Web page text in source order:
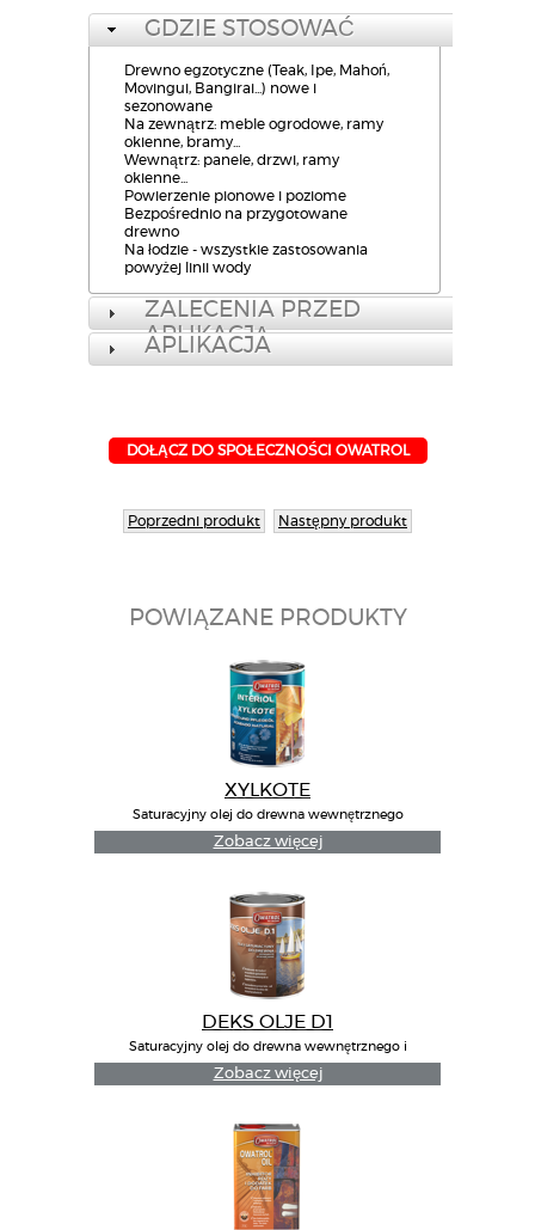
GDZIE STOSOWAĆ
Drewno egzotyczne (Teak, Ipe, Mahoń,
Movingui, Bangirai...) nowe i
sezonowane
Na zewnątrz: meble ogrodowe, ramy
okienne, bramy...
Wewnątrz: panele, drzwi, ramy
okienne...
Powierzenie pionowe i poziome
Bezpośrednio na przygotowane
drewno
Na łodzie - wszystkie zastosowania
powyżej linii wody
ZALECENIA PRZED
APLIKACJĄ
APLIKACJA
DOŁĄCZ DO SPOŁECZNOŚCI OWATROL
Poprzedni produkt Następny produkt
POWIĄZANE PRODUKTY
XYLKOTE
Saturacyjny olej do drewna wewnętrznego
Zobacz więcej
DEKS OLJE D1
Saturacyjny olej do drewna wewnętrznego i
zewnętrnego
Zobacz więcej